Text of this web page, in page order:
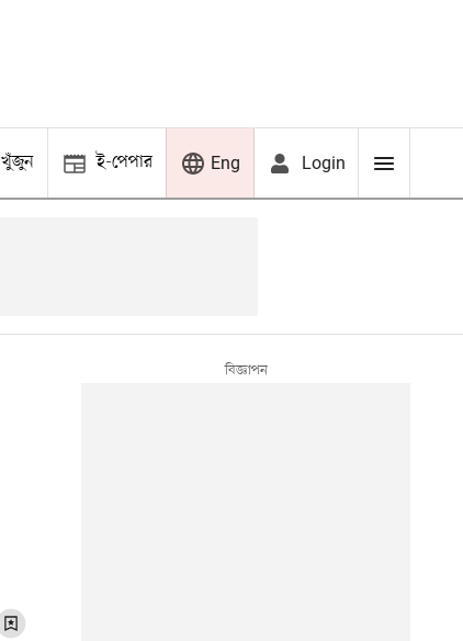
খুঁজুন ই-পেপার Eng Login